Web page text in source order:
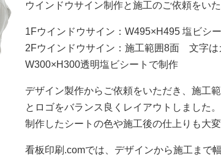
ウインドウサイン制作と施工のご依頼をいた
1Fウインドウサイン：W495×H495 塩ビシ
2Fウインドウサイン：施工範囲8面 文字は
W300×H300透明塩ビシートで制作
デザイン製作からご依頼をいただき、施工
とロゴをバランス良くレイアウトしました。
制作したシートの色や施工後の仕上りも大
看板印刷.comでは、デザインから施工まで